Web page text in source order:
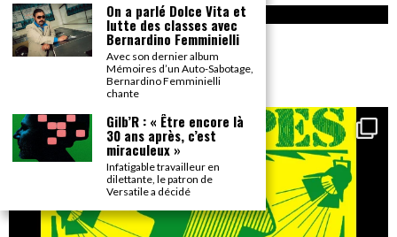
INSTAGRAM
gonzai_magazine
Seul le détail compte.
On a parlé Dolce Vita et
lutte des classes avec
Bernardino Femminielli
Avec son dernier album
Mémoires d’un Auto-Sabotage,
Bernardino Femminielli
chante
Gilb’R : « Être encore là
30 ans après, c’est
miraculeux »
Infatigable travailleur en
dilettante, le patron de
Versatile a décidé